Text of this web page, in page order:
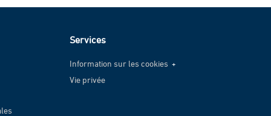
Services
Information sur les cookies
Information sur les cookies
Vie privée